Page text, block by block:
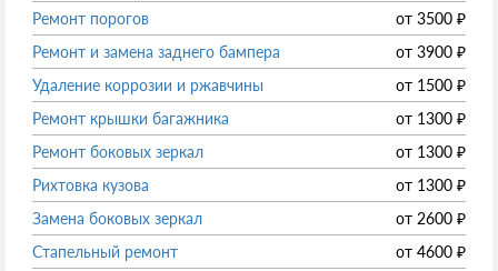
Ремонт порогов
от 3500 ₽
Ремонт и замена заднего бампера
от 3900 ₽
Удаление коррозии и ржавчины
от 1500 ₽
Ремонт крышки багажника
от 1300 ₽
Ремонт боковых зеркал
от 1300 ₽
Рихтовка кузова
от 1300 ₽
Замена боковых зеркал
от 2600 ₽
Стапельный ремонт
от 4600 ₽